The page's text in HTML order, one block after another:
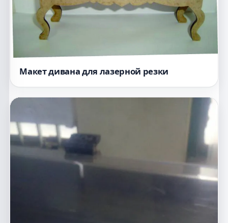
Макет дивана для лазерной резки